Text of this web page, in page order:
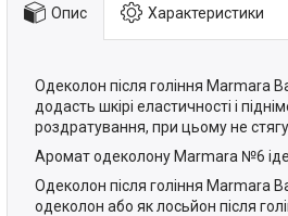
Опис Характеристики
Одеколон після гоління Marmara
додасть шкірі еластичності і
роздратування, при цьому не
Аромат одеколону Marmara №6
Одеколон після гоління Marmara
одеколон або як лосьйон після